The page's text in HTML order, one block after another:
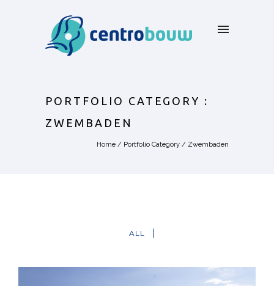
PORTFOLIO CATEGORY :
ZWEMBADEN
Home / Portfolio Category / Zwembaden
ALL